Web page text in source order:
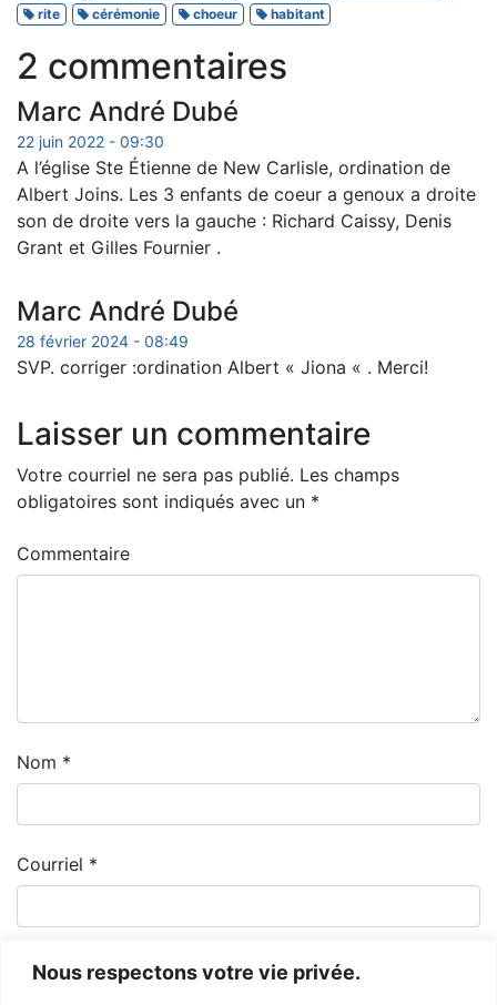
Nous respectons votre vie privée.
rite
cérémonie choeur habitant
2 commentaires
Marc André Dubé
22 juin 2022 - 09:30
A l’église Ste Étienne de New Carlisle, ordination de
Albert Joins. Les 3 enfants de coeur a genoux a droite
son de droite vers la gauche : Richard Caissy, Denis
Grant et Gilles Fournier .
Marc André Dubé
28 février 2024 - 08:49
SVP. corriger :ordination Albert « Jiona « . Merci!
Laisser un commentaire
Votre courriel ne sera pas publié. Les champs
obligatoires sont indiqués avec un *
Commentaire
Nom *
Courriel *